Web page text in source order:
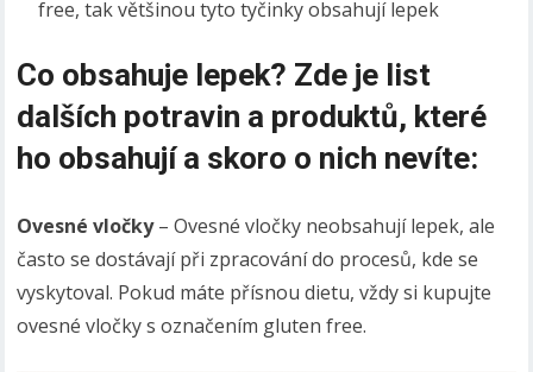
free, tak většinou tyto tyčinky obsahují lepek
Co obsahuje lepek? Zde je list
dalších potravin a produktů, které
ho obsahují a skoro o nich nevíte:
Ovesné vločky– Ovesné vločky neobsahují lepek, ale
často se dostávají při zpracování do procesů, kde se
vyskytoval. Pokud máte přísnou dietu, vždy si kupujte
ovesné vločky s označením gluten free.